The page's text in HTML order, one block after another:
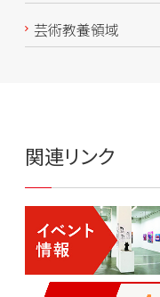
芸術教養領域
関連リンク